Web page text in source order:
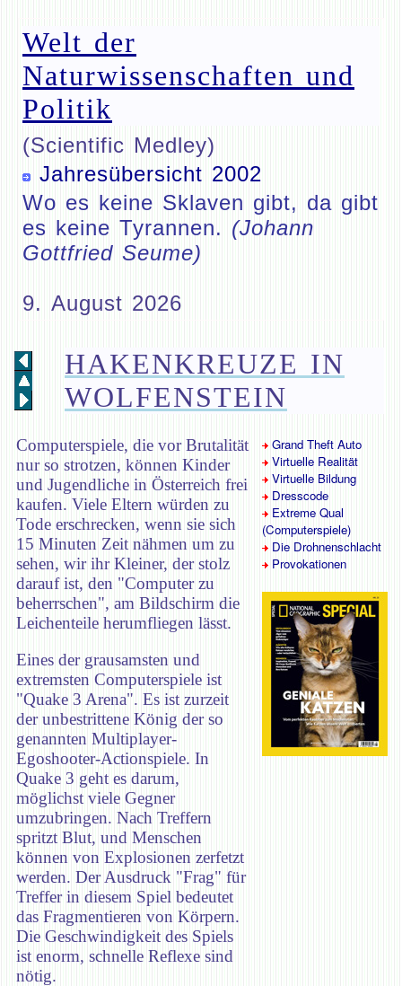
Welt der
Naturwissenschaften und
Politik
(Scientific Medley)
Jahresübersicht 2002
Wo es keine Sklaven gibt, da gibt
es keine Tyrannen. (Johann
Gottfried Seume)
9. August 2026
HAKENKREUZE IN
WOLFENSTEIN
Computerspiele, die vor Brutalität
nur so strotzen, können Kinder
und Jugendliche in Österreich frei
kaufen. Viele Eltern würden zu
Tode erschrecken, wenn sie sich
15 Minuten Zeit nähmen um zu
sehen, wir ihr Kleiner, der stolz
darauf ist, den "Computer zu
beherrschen", am Bildschirm die
Leichenteile herumfliegen lässt.
Eines der grausamsten und
extremsten Computerspiele ist
"Quake 3 Arena". Es ist zurzeit
der unbestrittene König der so
genannten Multiplayer-
Egoshooter-Actionspiele. In
Quake 3 geht es darum,
möglichst viele Gegner
umzubringen. Nach Treffern
spritzt Blut, und Menschen
können von Explosionen zerfetzt
werden. Der Ausdruck "Frag" für
Treffer in diesem Spiel bedeutet
das Fragmentieren von Körpern.
Die Geschwindigkeit des Spiels
ist enorm, schnelle Reflexe sind
nötig.
Grand Theft Auto
Virtuelle Realität
Virtuelle Bildung
Dresscode
Extreme Qual
(Computerspiele)
Die Drohnenschlacht
Provokationen